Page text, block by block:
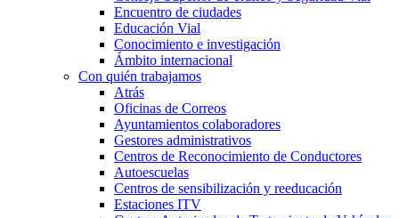
Encuentro de ciudades
Educación Vial
Conocimiento e investigación
Ámbito internacional
Con quién trabajamos
Atrás
Oficinas de Correos
Ayuntamientos colaboradores
Gestores administrativos
Centros de Reconocimiento de Conductores
Autoescuelas
Centros de sensibilización y reeducación
Estaciones ITV